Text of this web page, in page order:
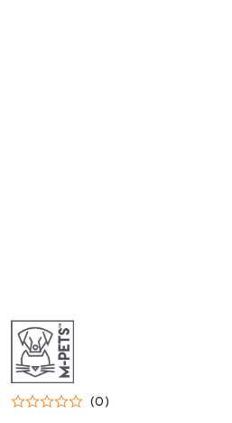
NAZWA
PRODUCENTA:
M-
PETS
(0)